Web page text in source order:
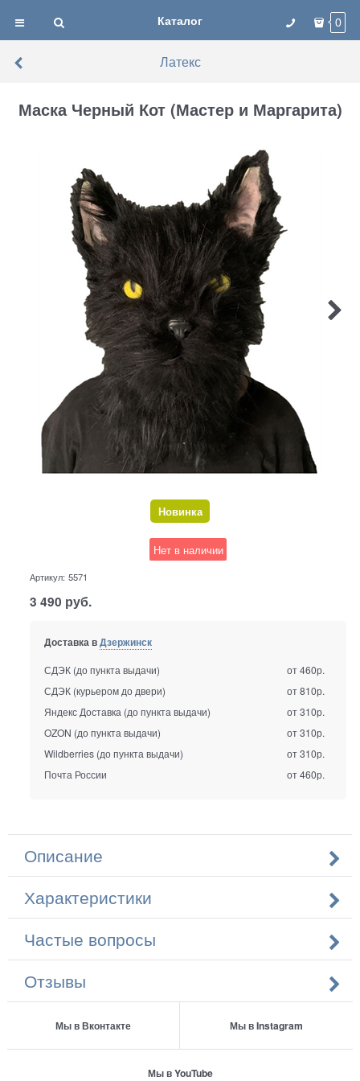
Каталог 0
Латекс
Маска Черный Кот (Мастер и Маргарита)
Новинка
Нет в наличии
Артикул: 5571
3 490 руб.
Доставка вДзержинск
СДЭК (до пункта выдачи)
от 460р.
СДЭК (курьером до двери)
от 810р.
Яндекс Доставка (до пункта выдачи)
от 310р.
OZON (до пункта выдачи)
от 310р.
Wildberries (до пункта выдачи)
от 310р.
Почта России
от 460р.
Описание
Характеристики
Частые вопросы
Отзывы
Мы в Вконтакте Мы в Instagram
Мы в YouTube